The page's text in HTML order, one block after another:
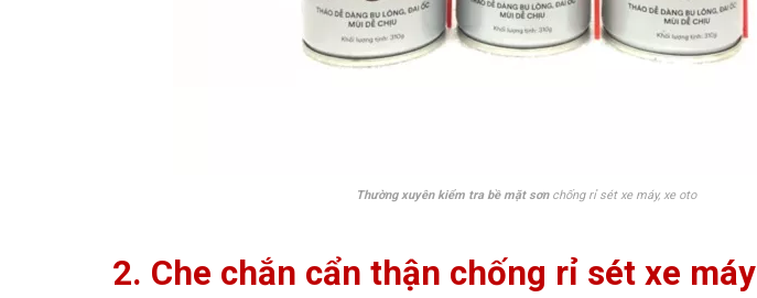
Thường xuyên kiểm tra bề mặt sơnchống rỉ sét xe máy, xe oto
2. Che chắn cẩn thận chống rỉ sét xe máy